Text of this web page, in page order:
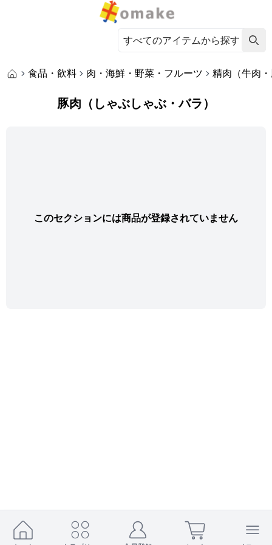
食品・飲料 肉・海鮮・野菜・フルーツ 精肉（牛肉
豚肉（しゃぶしゃぶ・バラ）
このセクションには商品が登録されていません